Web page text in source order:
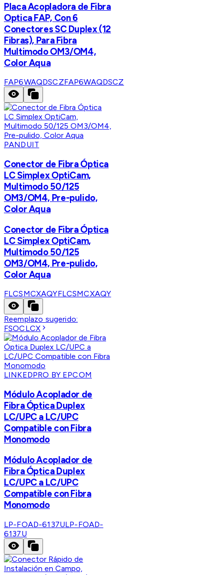
Placa Acopladora de Fibra
Optica FAP, Con 6
Conectores SC Duplex (12
Fibras), Para Fibra
Multimodo OM3/OM4,
Color Aqua
FAP6WAQDSCZFAP6WAQDSCZ
PANDUIT
Conector de Fibra Óptica
LC Simplex OptiCam,
Multimodo 50/125
OM3/OM4, Pre-pulido,
Color Aqua
Conector de Fibra Óptica
LC Simplex OptiCam,
Multimodo 50/125
OM3/OM4, Pre-pulido,
Color Aqua
FLCSMCXAQYFLCSMCXAQY
Reemplazo sugerido:
FSOCLCX
LINKEDPRO BY EPCOM
Módulo Acoplador de
Fibra Óptica Duplex
LC/UPC a LC/UPC
Compatible con Fibra
Monomodo
Módulo Acoplador de
Fibra Óptica Duplex
LC/UPC a LC/UPC
Compatible con Fibra
Monomodo
LP-FOAD-6137ULP-FOAD-
6137U